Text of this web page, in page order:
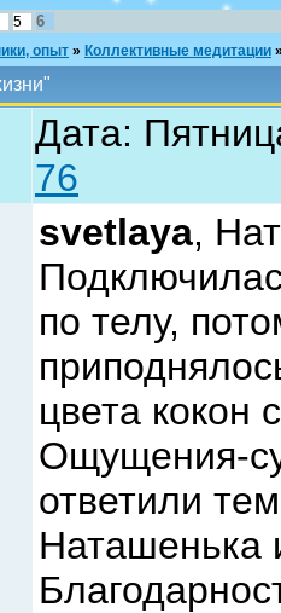
5 6
опыт » Коллективные медитации
Дата:
76
svetlaya,
по телу,
цвета кокон
Ощущения-
ответили
Наташенька